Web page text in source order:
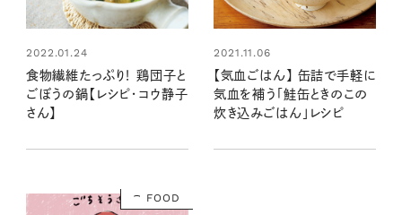
2022.01.24
食物繊維たっぷり！ 鶏団子と
ごぼうの鍋【レシピ・コウ静子
さん】
2021.11.06
【気血ごはん】 缶詰で手軽に
気血を補う「鮭缶ときのこの
炊き込みごはん」レシピ
FOOD